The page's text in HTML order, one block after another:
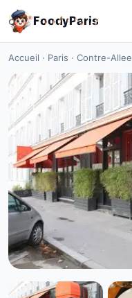
FoodyParis
Accueil · Paris · Contre-Allee